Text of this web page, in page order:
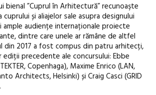
bienal ”Cuprul în Arhitectură” recunoaşte
și aliajelor sale asupra designului
ample audiențe internaționale proiecte
dintre care unele ar rămâne de altfel
din 2017 a fost compus din patru arhitecți,
precedente ale concursului: Ebbe
Copenhaga), Maxime Enrico (LAN,
Architects, Helsinki) și Craig Casci (GRID